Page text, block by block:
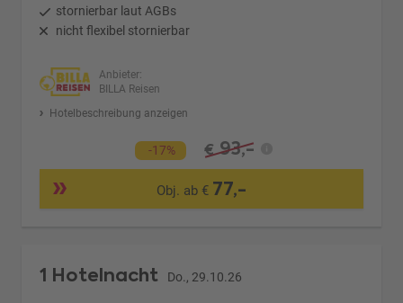
stornierbar laut AGBs
nicht flexibel stornierbar
Anbieter:
BILLA Reisen
Hotelbeschreibung anzeigen
-17% € 93,-
Obj. ab € 77,-
1 Hotelnacht Do., 29.10.26